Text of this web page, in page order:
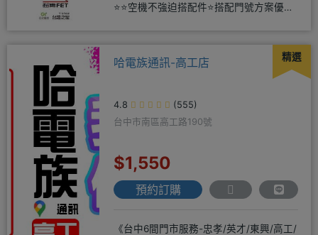
⭐⭐空機不強迫搭配件⭐搭配門號方案優惠
精選
哈電族通訊-高工店
4.8
(555)
台中市南區高工路190號
$1,550
預約訂購
《台中6間門市服務-忠孝/英才/東興/高工/